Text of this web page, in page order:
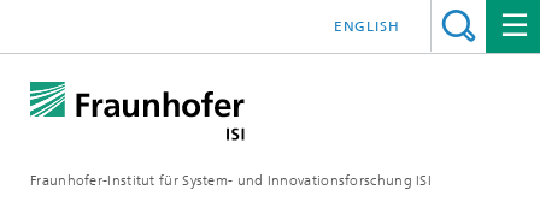
Fraunhofer-Institut für System- und Innovationsforschung ISI
ENGLISH